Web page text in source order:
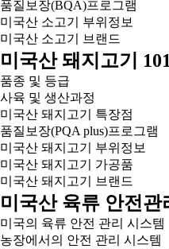
품질보장(BQA)프로그램
미국산 소고기 부위정보
미국산 소고기 브랜드
미국산 돼지고기
품종 및 등급
사육 및 생산과정
미국산 돼지고기 특장점
품질보장(PQA plus)프로그램
미국산 돼지고기 부위정보
미국산 돼지고기 가공품
미국산 돼지고기 브랜드
미국산 육류 안전관
미국의 육류 안전 관리 시스템
농장에서의 안전 관리 시스템